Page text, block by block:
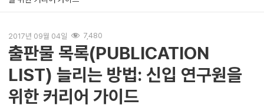
2017년 09월 04일 7,480
출판물 목록(PUBLICATION
LIST) 늘리는 방법: 신입 연구원을
위한 커리어 가이드